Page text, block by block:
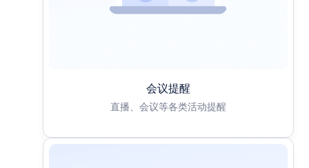
会议提醒
直播、会议等各类活动提醒